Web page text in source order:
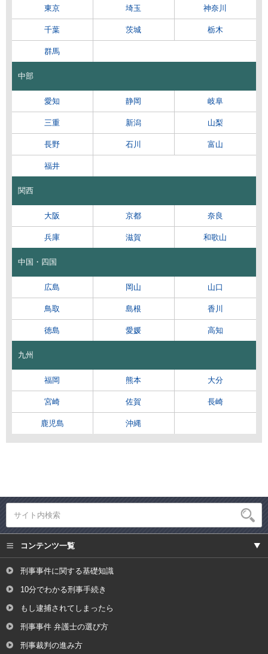
東京 埼玉 神奈川
千葉 茨城 栃木
群馬
中部
愛知 静岡 岐阜
三重 新潟 山梨
長野 石川 富山
福井
関西
大阪 京都 奈良
兵庫 滋賀 和歌山
中国・四国
広島 岡山 山口
鳥取 島根 香川
徳島 愛媛 高知
九州
福岡 熊本 大分
宮崎 佐賀 長崎
鹿児島 沖縄
コンテンツ一覧
刑事事件に関する基礎知識
10分でわかる刑事手続き
もし逮捕されてしまったら
刑事事件 弁護士の選び方
刑事裁判の進み方